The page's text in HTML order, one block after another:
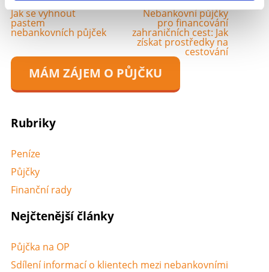
Jak se vyhnout
pastem
nebankovních půjček
Nebankovní půjčky
pro financování
zahraničních cest: Jak
získat prostředky na
cestování
MÁM ZÁJEM O PŮJČKU
Rubriky
Peníze
Půjčky
Finanční rady
Nejčtenější články
Půjčka na OP
Sdílení informací o klientech mezi nebankovními